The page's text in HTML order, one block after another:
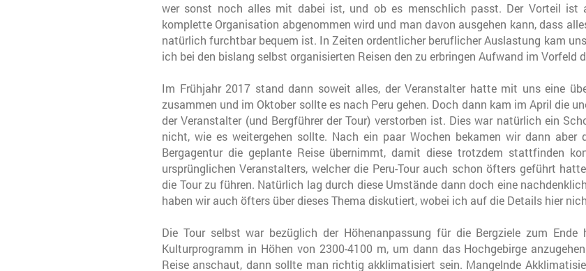
wer sonst noch alles mit dabei ist, und ob es menschlich passt. Der Vorteil ist
komplette Organisation abgenommen wird und man davon ausgehen kann, dass
natürlich furchtbar bequem ist. In Zeiten ordentlicher beruflicher Auslastung kam
ich bei den bislang selbst organisierten Reisen den zu erbringen Aufwand im Vorfeld
Im Frühjahr 2017 stand dann soweit alles, der Veranstalter hatte mit uns eine
zusammen und im Oktober sollte es nach Peru gehen. Doch dann kam im April die
der Veranstalter (und Bergführer der Tour) verstorben ist. Dies war natürlich ein
nicht, wie es weitergehen sollte. Nach ein paar Wochen bekamen wir dann aber
Bergagentur die geplante Reise übernimmt, damit diese trotzdem stattfinden
ursprünglichen Veranstalters, welcher die Peru-Tour auch schon öfters geführt
die Tour zu führen. Natürlich lag durch diese Umstände dann doch eine
haben wir auch öfters über dieses Thema diskutiert, wobei ich auf die Details hier
Die Tour selbst war bezüglich der Höhenanpassung für die Bergziele zum
Kulturprogramm in Höhen von 2300-4100 m, um dann das Hochgebirge
Reise anschaut, dann sollte man richtig akklimatisiert sein. Mangelnde